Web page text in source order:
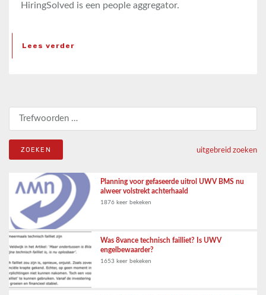
HiringSolved is een people aggregator.
Lees verder
Zoeken naar:
uitgebreid zoeken
Planning voor gefaseerde uitrol UWV BMS nu
alweer volstrekt achterhaald
1876 keer bekeken
Was 8vance technisch failliet? Is UWV
engelbewaarder?
1653 keer bekeken